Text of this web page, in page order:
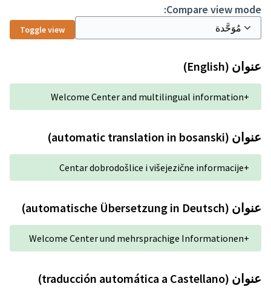
Welcome Center
Centar
Welcome Center und